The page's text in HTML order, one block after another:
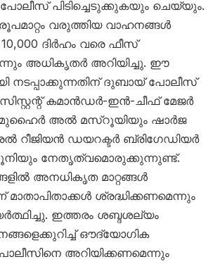
പിടിച്ചെടുക്കുകയും ചെയ്യും.
വരുത്തിയ വാഹനങ്ങൾ
10,000 ദിർഹം വരെ ഫീസ്
അധികൃതർ അറിയിച്ചു. ഈ
നടപ്പാക്കുന്നതിന് ദുബായ് പോലീസ്
കമാൻഡർ-ഇൻ-ചീഫ് മേജർ
അൽ മസ്‌റൂയിയും ഷാർജ
റീജിയൻ ഡയറക്ടർ ബ്രിഗേഡിയർ
നേതൃത്വമൊരുക്കുന്നുണ്ട്.
അനധികൃത മാറ്റങ്ങൾ
ശ്രദ്ധിക്കണമെന്നും
ഇത്തരം ശബ്ദശല്യം
ഔദ്യോഗിക
അറിയിക്കണമെന്നും